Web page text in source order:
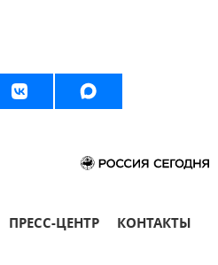
ПРЕСС-ЦЕНТР КОНТАКТЫ